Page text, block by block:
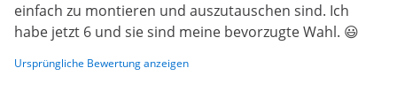
einfach zu montieren und auszutauschen sind. Ich
habe jetzt 6 und sie sind meine bevorzugte Wahl. 😃
Ursprüngliche Bewertung anzeigen